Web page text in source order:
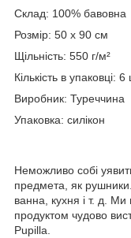
Склад: 100% бавовна
Розмір: 50 х 90 см
Щільність: 550 г/м²
Кількість в упаковці:
Виробник: Туреччина
Упаковка: силікон
Неможливо собі
предмета, як
ванна, кухня і т. д. Ми
продуктом чудово
Pupilla.